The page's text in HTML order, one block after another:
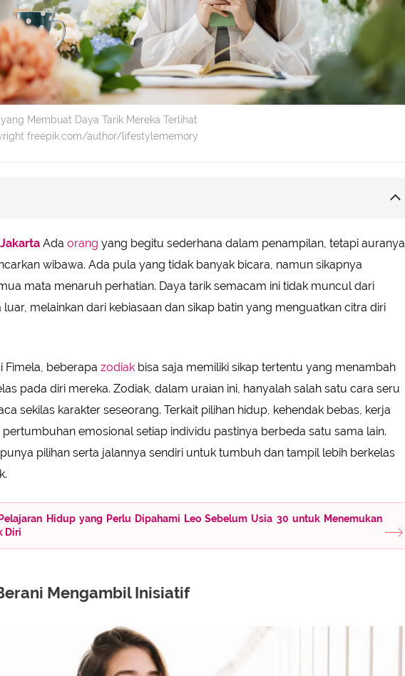
Membuat Daya Tarik Mereka Terlihat
freepik.com/author/lifestylememory
yang Membentuk Integritas
dalam Berkomunikasi
Mengekspresikan Diri
dalam Mencapai Tujuan atau Target
Ada orang yang begitu sederhana dalam penampilan, tetapi auranya
wibawa. Ada pula yang tidak banyak bicara, namun sikapnya
mata menaruh perhatian. Daya tarik semacam ini tidak muncul dari
melainkan dari kebiasaan dan sikap batin yang menguatkan citra diri
Fimela, beberapa zodiak bisa saja memiliki sikap tertentu yang menambah
pada diri mereka. Zodiak, dalam uraian ini, hanyalah salah satu cara seru
sekilas karakter seseorang. Terkait pilihan hidup, kehendak bebas, kerja
pertumbuhan emosional setiap individu pastinya berbeda satu sama lain.
pilihan serta jalannya sendiri untuk tumbuh dan tampil lebih berkelas
Pelajaran Hidup yang Perlu Dipahami Leo Sebelum Usia 30 untuk Menemukan
Diri
Mengambil Inisiatif